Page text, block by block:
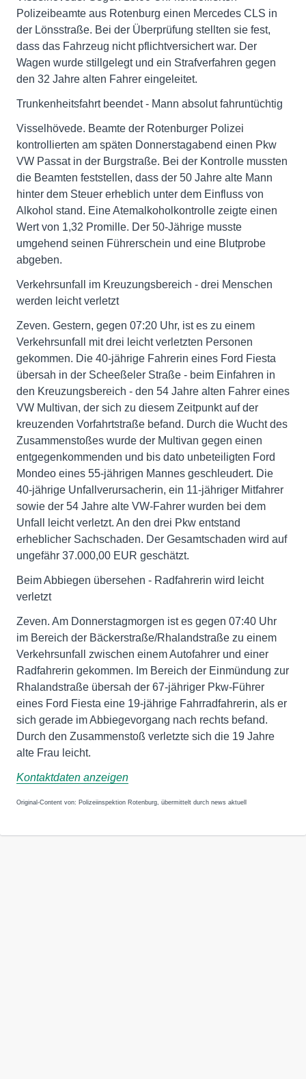
Polizeibeamte aus Rotenburg einen Mercedes CLS in
der Lönsstraße. Bei der Überprüfung stellten sie fest,
dass das Fahrzeug nicht pflichtversichert war. Der
Wagen wurde stillgelegt und ein Strafverfahren gegen
den 32 Jahre alten Fahrer eingeleitet.
Trunkenheitsfahrt beendet - Mann absolut fahruntüchtig
Visselhövede. Beamte der Rotenburger Polizei
kontrollierten am späten Donnerstagabend einen Pkw
VW Passat in der Burgstraße. Bei der Kontrolle mussten
die Beamten feststellen, dass der 50 Jahre alte Mann
hinter dem Steuer erheblich unter dem Einfluss von
Alkohol stand. Eine Atemalkoholkontrolle zeigte einen
Wert von 1,32 Promille. Der 50-Jährige musste
umgehend seinen Führerschein und eine Blutprobe
abgeben.
Verkehrsunfall im Kreuzungsbereich - drei Menschen
werden leicht verletzt
Zeven. Gestern, gegen 07:20 Uhr, ist es zu einem
Verkehrsunfall mit drei leicht verletzten Personen
gekommen. Die 40-jährige Fahrerin eines Ford Fiesta
übersah in der Scheeßeler Straße - beim Einfahren in
den Kreuzungsbereich - den 54 Jahre alten Fahrer eines
VW Multivan, der sich zu diesem Zeitpunkt auf der
kreuzenden Vorfahrtstraße befand. Durch die Wucht des
Zusammenstoßes wurde der Multivan gegen einen
entgegenkommenden und bis dato unbeteiligten Ford
Mondeo eines 55-jährigen Mannes geschleudert. Die
40-jährige Unfallverursacherin, ein 11-jähriger Mitfahrer
sowie der 54 Jahre alte VW-Fahrer wurden bei dem
Unfall leicht verletzt. An den drei Pkw entstand
erheblicher Sachschaden. Der Gesamtschaden wird auf
ungefähr 37.000,00 EUR geschätzt.
Beim Abbiegen übersehen - Radfahrerin wird leicht
verletzt
Zeven. Am Donnerstagmorgen ist es gegen 07:40 Uhr
im Bereich der Bäckerstraße/Rhalandstraße zu einem
Verkehrsunfall zwischen einem Autofahrer und einer
Radfahrerin gekommen. Im Bereich der Einmündung zur
Rhalandstraße übersah der 67-jähriger Pkw-Führer
eines Ford Fiesta eine 19-jährige Fahrradfahrerin, als er
sich gerade im Abbiegevorgang nach rechts befand.
Durch den Zusammenstoß verletzte sich die 19 Jahre
alte Frau leicht.
Kontaktdaten anzeigen
Original-Content von: Polizeiinspektion Rotenburg, übermittelt durch news aktuell